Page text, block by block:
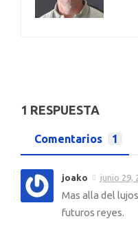
1 RESPUESTA
Comentarios 1
joako junio 29,
Mas alla del
futuros reyes.